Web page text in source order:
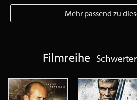
Mehr passend zu
Filmreihe